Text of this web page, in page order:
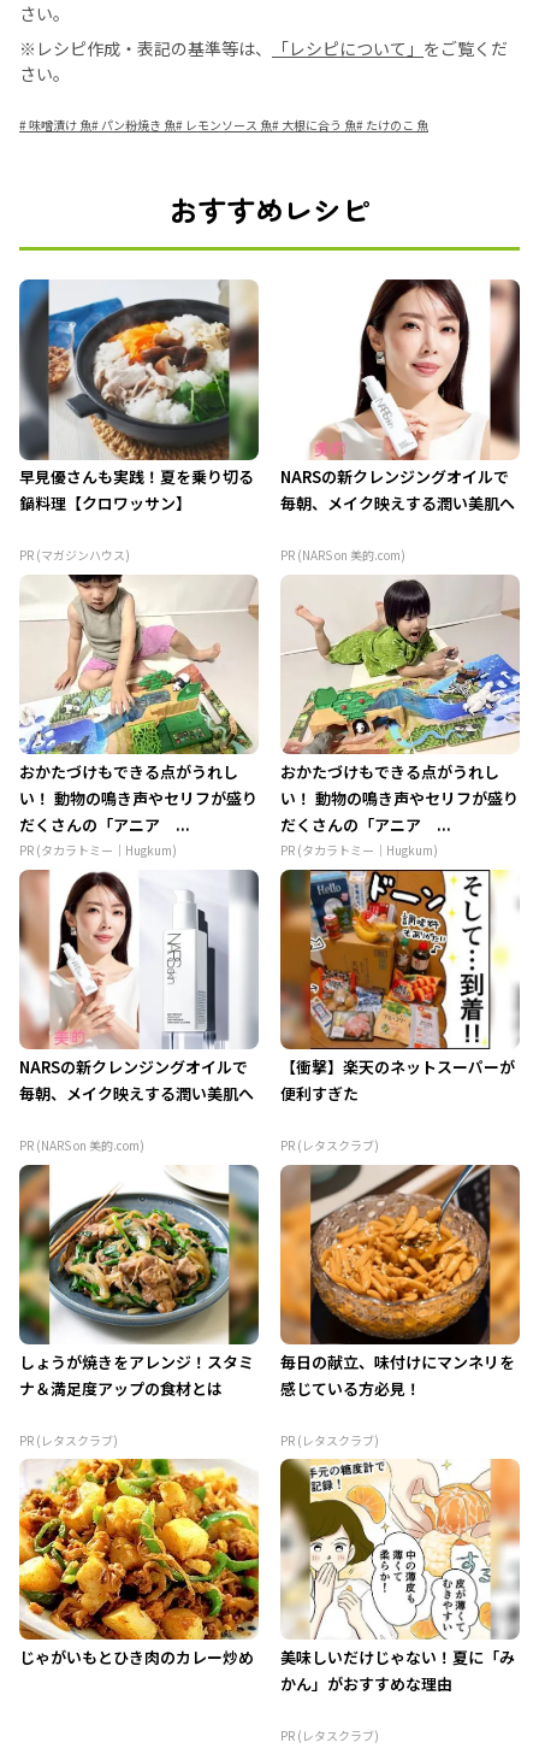
さい。
※レシピ作成・表記の基準等は、
「レシピについて」 をご覧くだ
さい。
#味噌漬け 魚#パン粉焼き 魚# レモンソース 魚# 大根に合う 魚# たけのこ 魚
おすすめレシピ
早見優さんも実践！夏を乗り切る
鍋料理【クロワッサン】
PR (マガジンハウス)
NARSの新クレンジングオイルで
毎朝、メイク映えする潤い美肌へ
PR (NARS on 美的.com)
おかたづけもできる点がうれし
い！ 動物の鳴き声やセリフが盛り
だくさんの「アニア ...
PR (タカラトミー｜Hugkum)
おかたづけもできる点がうれし
い！ 動物の鳴き声やセリフが盛り
だくさんの「アニア ...
PR (タカラトミー｜Hugkum)
NARSの新クレンジングオイルで
毎朝、メイク映えする潤い美肌へ
PR (NARS on 美的.com)
【衝撃】楽天のネットスーパーが
便利すぎた
PR (レタスクラブ)
しょうが焼きをアレンジ！スタミ
ナ＆満足度アップの食材とは
PR (レタスクラブ)
毎日の献立、味付けにマンネリを
感じている方必見！
PR (レタスクラブ)
じゃがいもとひき肉のカレー炒め
美味しいだけじゃない！夏に「み
かん」がおすすめな理由
PR (レタスクラブ)